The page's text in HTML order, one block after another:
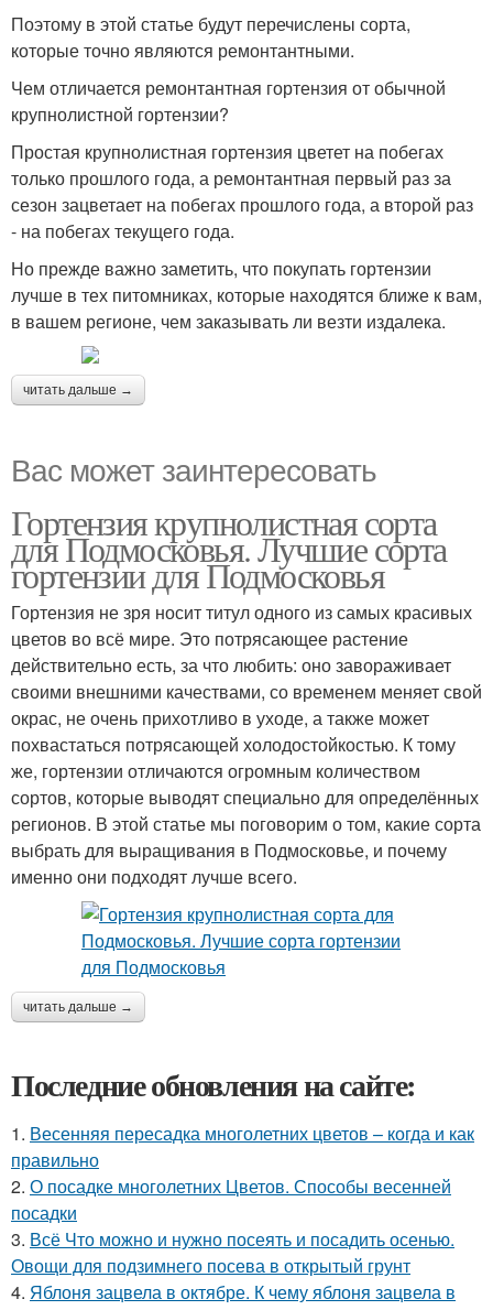
Поэтому в этой статье будут перечислены сорта,
которые точно являются ремонтантными.
Чем отличается ремонтантная гортензия от обычной
крупнолистной гортензии?
Простая крупнолистная гортензия цветет на побегах
только прошлого года, а ремонтантная первый раз за
сезон зацветает на побегах прошлого года, а второй раз
- на побегах текущего года.
Но прежде важно заметить, что покупать гортензии
лучше в тех питомниках, которые находятся ближе к вам,
в вашем регионе, чем заказывать ли везти издалека.
читать дальше →
Вас может заинтересовать
Гортензия крупнолистная сорта
для Подмосковья. Лучшие сорта
гортензии для Подмосковья
Гортензия не зря носит титул одного из самых красивых
цветов во всё мире. Это потрясающее растение
действительно есть, за что любить: оно завораживает
своими внешними качествами, со временем меняет свой
окрас, не очень прихотливо в уходе, а также может
похвастаться потрясающей холодостойкостью. К тому
же, гортензии отличаются огромным количеством
сортов, которые выводят специально для определённых
регионов. В этой статье мы поговорим о том, какие сорта
выбрать для выращивания в Подмосковье, и почему
именно они подходят лучше всего.
читать дальше →
Последние обновления на сайте:
1. Весенняя пересадка многолетних цветов – когда и как
правильно
2. О посадке многолетних Цветов. Способы весенней
посадки
3. Всё Что можно и нужно посеять и посадить осенью.
Овощи для подзимнего посева в открытый грунт
4. Яблоня зацвела в октябре. К чему яблоня зацвела в